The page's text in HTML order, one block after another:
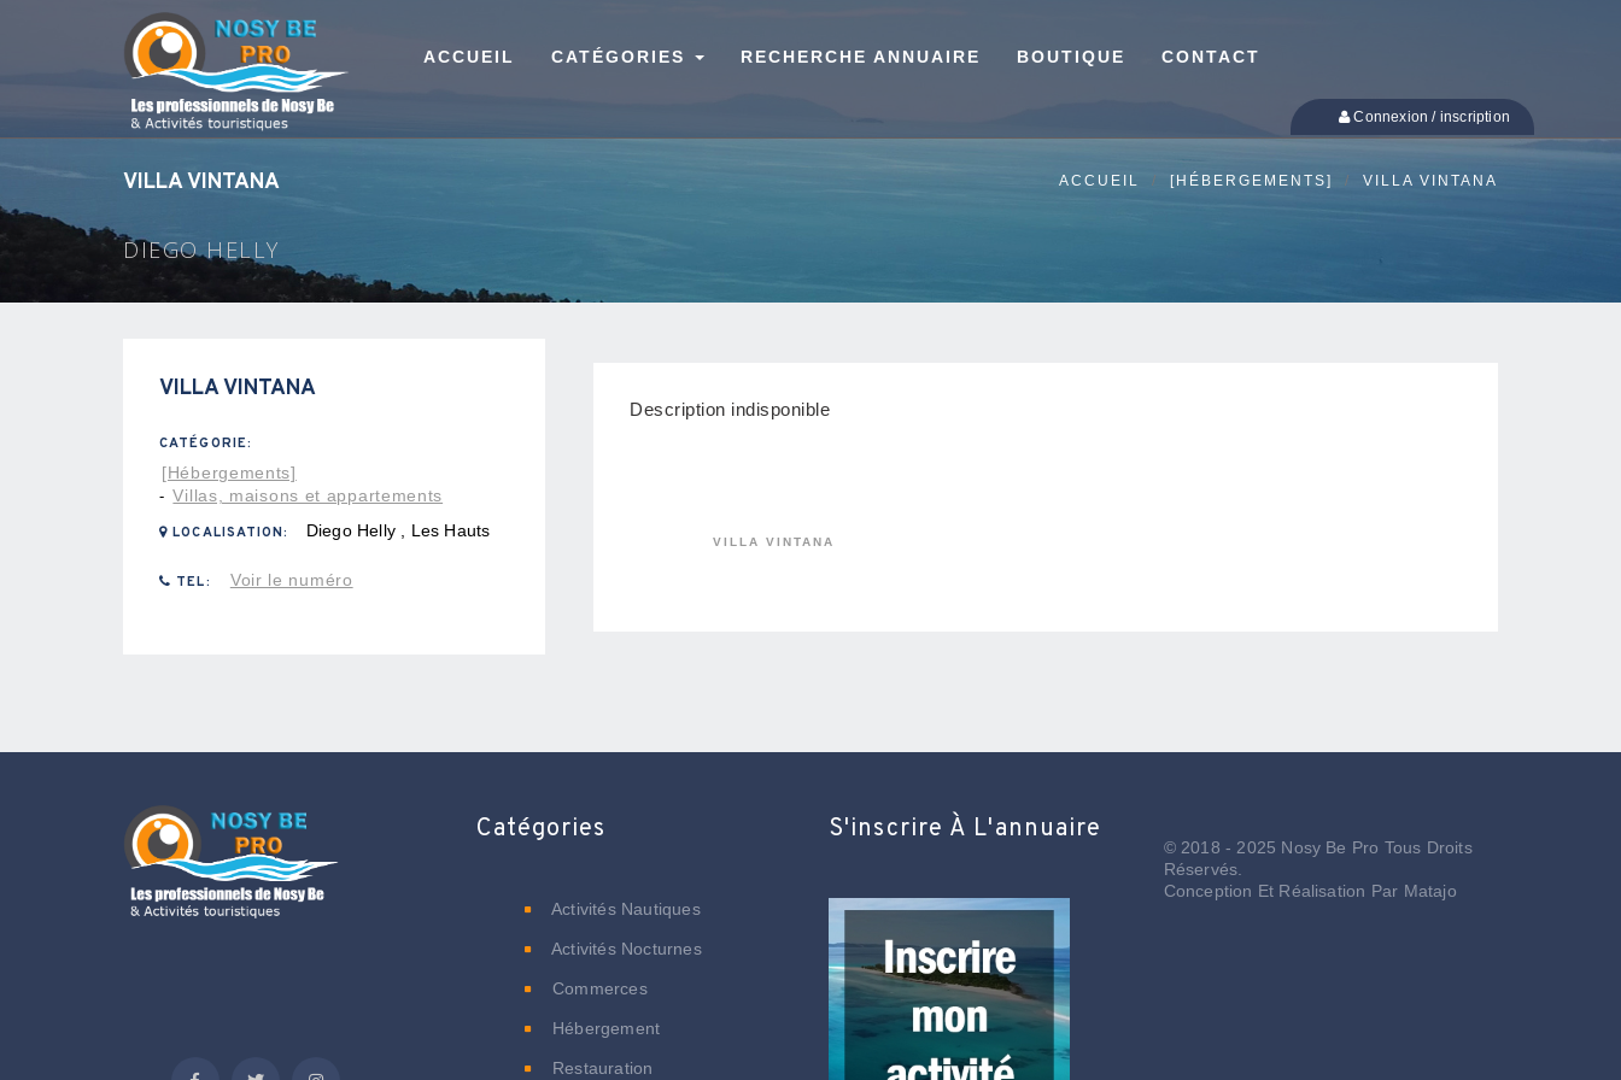
ACCUEIL CATÉGORIES RECHERCHE ANNUAIRE BOUTIQUE CONTACT
Connexion / inscription
VILLA VINTANA
DIEGO HELLY
ACCUEIL [HÉBERGEMENTS] VILLA VINTANA
VILLA VINTANA
CATÉGORIE:
[Hébergements]
- Villas, maisons et appartements
LOCALISATION: Diego Helly , Les Hauts
TEL: Voir le numéro
Description indisponible
VILLA VINTANA
Catégories
Activités Nautiques
Activités Nocturnes
Commerces
Hébergement
Restauration
S'inscrire À L'annuaire
© 2018 - 2025 Nosy Be Pro Tous Droits
Réservés.
Conception Et Réalisation Par Matajo